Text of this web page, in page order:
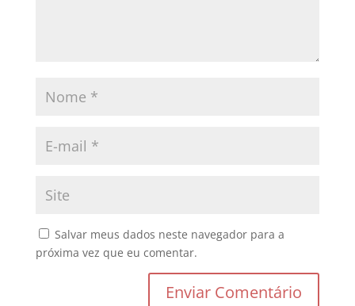
Salvar meus dados neste navegador para a
próxima vez que eu comentar.